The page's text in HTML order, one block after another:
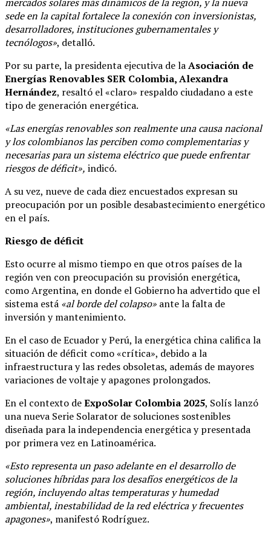
sede en la capital fortalece la conexión con inversionistas,
desarrolladores, instituciones gubernamentales y
tecnólogos», detalló.
Por su parte, la presidenta ejecutiva de laAsociación de
Energías Renovables SER Colombia, Alexandra
Hernández, resaltó el «claro» respaldo ciudadano a este
tipo de generación energética.
«Las energías renovables son realmente una causa nacional
y los colombianos las perciben como complementarias y
necesarias para un sistema eléctrico que puede enfrentar
riesgos de déficit», indicó.
A su vez, nueve de cada diez encuestados expresan su
preocupación por un posible desabastecimiento energético
en el país.
Riesgo de déficit
Esto ocurre al mismo tiempo en que otros países de la
región ven con preocupación su provisión energética,
como Argentina, en donde el Gobierno ha advertido que el
sistema está «al borde del colapso» ante la falta de
inversión y mantenimiento.
En el caso de Ecuador y Perú, la energética china califica la
situación de déficit como «crítica», debido a la
infraestructura y las redes obsoletas, además de mayores
variaciones de voltaje y apagones prolongados.
En el contexto deExpoSolar Colombia 2025, Solís lanzó
una nueva Serie Solarator de soluciones sostenibles
diseñada para la independencia energética y presentada
por primera vez en Latinoamérica.
«Esto representa un paso adelante en el desarrollo de
soluciones híbridas para los desafíos energéticos de la
región, incluyendo altas temperaturas y humedad
ambiental, inestabilidad de la red eléctrica y frecuentes
apagones», manifestó Rodríguez.